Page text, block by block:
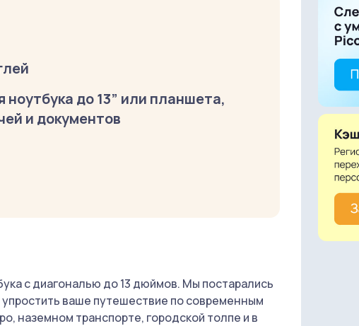
до 13” или планшета,
и документов
с диагональю до 13 дюймов. Мы постарались
ваше путешествие по современным
наземном транспорте, городской толпе и в